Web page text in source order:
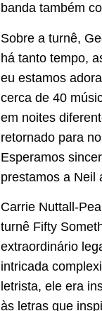
banda também
Sobre a turnê,
há tanto tempo,
eu estamos
cerca de 40
em noites
retornado para
Esperamos
prestamos a Neil
Carrie Nuttall-
turnê Fifty
extraordinário
intricada
letrista, ele era
às letras que